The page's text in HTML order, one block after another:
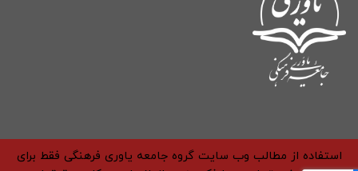
استفاده از مطالب وب سایت گروه جامعه یاوری فرهنگی فقط برای